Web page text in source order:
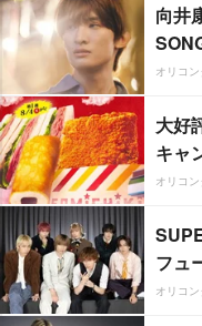
向井
オリコ
大好
キャ
オリコ
フュ
オリコ